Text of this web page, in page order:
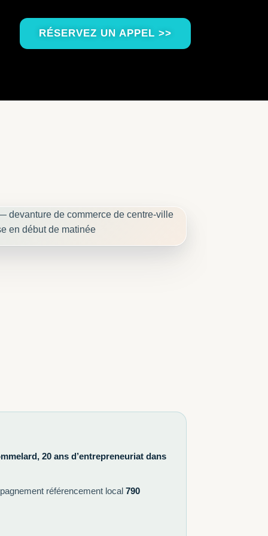
RÉSERVEZ UN APPEL >>
20 ans d’entrepreneuriat dans
référencement local 790